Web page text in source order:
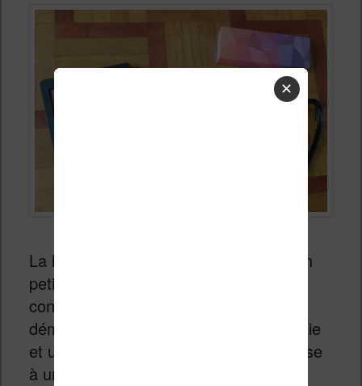
La liseuse Kobo Nia
est livrée dans un
petit carton minimaliste et léger qui
contient la liseuse, un guide de
démarrage rapide, une carte de garantie
et un câble USB pour brancher la liseuse
à un PC ou à un adaptateur secteur.
✕